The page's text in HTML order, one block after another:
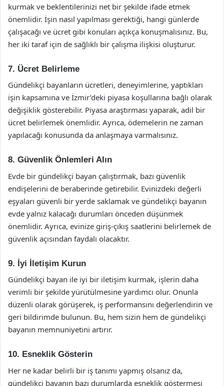
kurmak ve beklentilerinizi net bir şekilde ifade etmek
önemlidir. İşin nasıl yapılması gerektiği, hangi günlerde
çalışacağı ve ücret gibi konuları açıkça konuşmalısınız. Bu,
her iki taraf için de sağlıklı bir çalışma ilişkisi oluşturur.
7. Ücret Belirleme
Gündelikçi bayanların ücretleri, deneyimlerine, yaptıkları
işin kapsamına ve İzmir’deki piyasa koşullarına bağlı olarak
değişiklik gösterebilir. Piyasa araştırması yaparak, adil bir
ücret belirlemek önemlidir. Ayrıca, ödemelerin ne zaman
yapılacağı konusunda da anlaşmaya varmalısınız.
8. Güvenlik Önlemleri Alın
Evde bir gündelikçi bayan çalıştırmak, bazı güvenlik
endişelerini de beraberinde getirebilir. Evinizdeki değerli
eşyaları güvenli bir yerde saklamak ve gündelikçi bayanın
evde yalnız kalacağı durumları önceden düşünmek
önemlidir. Ayrıca, evinize giriş-çıkış saatlerini belirlemek de
güvenlik açısından faydalı olacaktır.
9. İyi İletişim Kurun
Gündelikçi bayan ile iyi bir iletişim kurmak, işlerin daha
verimli bir şekilde yürütülmesine yardımcı olur. Onunla
düzenli olarak görüşerek, iş performansını değerlendirin ve
geri bildirimde bulunun. Bu, hem sizin hem de gündelikçi
bayanın memnuniyetini artırır.
10. Esneklik Gösterin
Her ne kadar belirli bir iş tanımı yapmış olsanız da,
gündelikçi bayanın bazı durumlarda esneklik göstermesi